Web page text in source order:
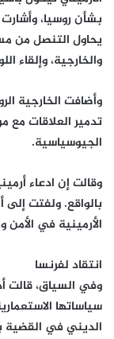
بشأن روسيا،
يحاول التنصل من
والخارجية، وإلقاء
وأضافت الخارجية
تدمير العلاقات مع
الجيوسياسية.
وقالت إن ادعاء
بالواقع. ولفتت
الأرمينية في الأمن
انتقاد لفرنسا
وفي السياق، قالت
سياساتها
الديني في القضية